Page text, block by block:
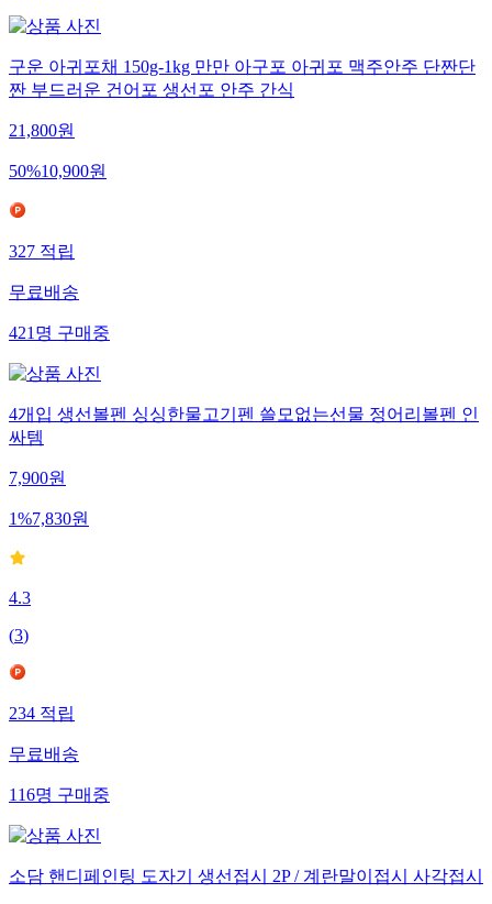
구운 아귀포채 150g-1kg 만만 아구포 아귀포 맥주안주 단짠단
짠 부드러운 건어포 생선포 안주 간식
21,800원
50%10,900원
327적립
무료배송
421명구매중
4개입 생선볼펜 싱싱한물고기펜 쓸모없는선물 정어리볼펜 인
싸템
7,900원
1%7,830원
4.3
(3)
234적립
무료배송
116명구매중
소담 핸디페인팅 도자기 생선접시 2P / 계란말이접시 사각접시